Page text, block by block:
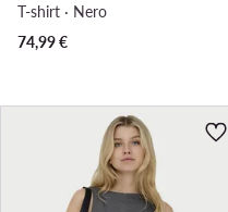
T-shirt · Nero
74,99€